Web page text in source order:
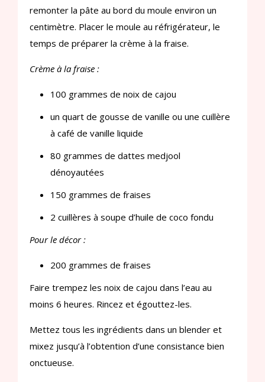
remonter la pâte au bord du moule environ un
centimètre. Placer le moule au réfrigérateur, le
temps de préparer la crème à la fraise.
Crème à la fraise :
100 grammes de noix de cajou
un quart de gousse de vanille ou une cuillère
à café de vanille liquide
80 grammes de dattes medjool
dénoyautées
150 grammes de fraises
2 cuillères à soupe d’huile de coco fondu
Pour le décor :
200 grammes de fraises
Faire trempez les noix de cajou dans l’eau au
moins 6 heures. Rincez et égouttez-les.
Mettez tous les ingrédients dans un blender et
mixez jusqu’à l’obtention d’une consistance bien
onctueuse.